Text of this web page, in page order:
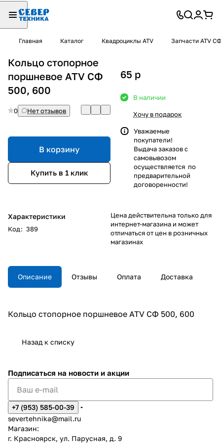
Главная Каталог Квадроциклы ATV Запчасти ATV СФ
Кольцо стопорное
поршневое ATV СФ
500, 600
0 Нет отзывов
В корзину
Купить в 1 клик
Характеристики
Код: 389
65 p
В наличии
Хочу в подарок
Уважаемые
покупатели!
Выдача заказов с
самовывозом
осуществляется по
предварительной
договоренности!
Цена действительна только для
интернет-магазина и может
отличаться от цен в розничных
магазинах
Описание Отзывы Оплата Доставка
Кольцо стопорное поршневое ATV СФ 500, 600
Назад к списку
Подписаться на новости и акции
+7 (953) 585-00-39
severtehnika@mail.ru
Магазин:
г. Красноярск, ул. Парусная, д. 9